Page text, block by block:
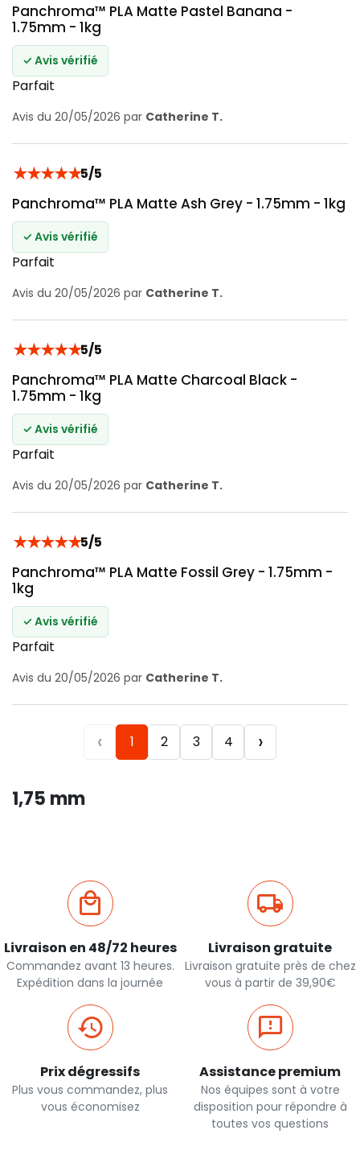
Panchroma™ PLA Matte Pastel Banana -
1.75mm - 1kg
✓ Avis vérifié
Parfait
Avis du 20/05/2026 par Catherine T.
★★★★★5/5
Panchroma™ PLA Matte Ash Grey - 1.75mm - 1kg
✓ Avis vérifié
Parfait
Avis du 20/05/2026 par Catherine T.
★★★★★5/5
Panchroma™ PLA Matte Charcoal Black -
1.75mm - 1kg
✓ Avis vérifié
Parfait
Avis du 20/05/2026 par Catherine T.
★★★★★5/5
Panchroma™ PLA Matte Fossil Grey - 1.75mm -
1kg
✓ Avis vérifié
Parfait
Avis du 20/05/2026 par Catherine T.
‹ 1 2 3 4 ›
1,75 mm
Livraison en 48/72 heures
Commandez avant 13 heures.
Expédition dans la journée
Livraison gratuite
Livraison gratuite près de chez
vous à partir de 39,90€
Prix dégressifs
Plus vous commandez, plus
vous économisez
Assistance premium
Nos équipes sont à votre
disposition pour répondre à
toutes vos questions